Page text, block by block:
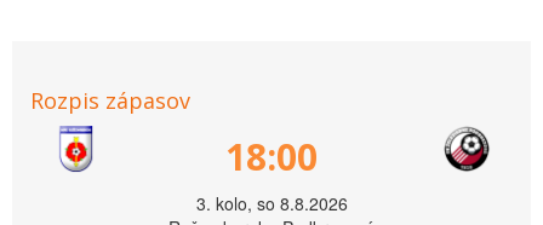
Rozpis zápasov
18:00
3. kolo, so 8.8.2026